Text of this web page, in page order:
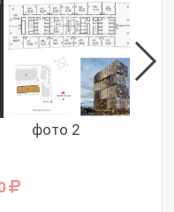
фото 2